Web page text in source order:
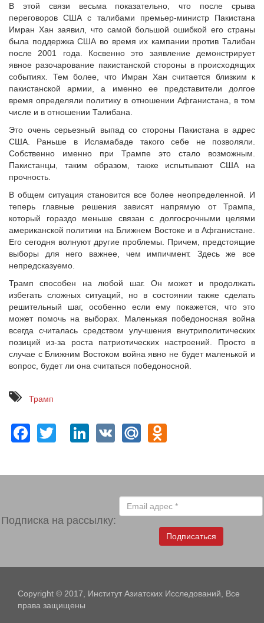
В этой связи весьма показательно, что после срыва
переговоров США с талибами премьер-министр Пакистана
Имран Хан заявил, что самой большой ошибкой его страны
была поддержка США во время их кампании против Талибан
после 2001 года. Косвенно это заявление демонстрирует
явное разочарование пакистанской стороны в происходящих
событиях. Тем более, что Имран Хан считается близким к
пакистанской армии, а именно ее представители долгое
время определяли политику в отношении Афганистана, в том
числе и в отношении Талибана.
Это очень серьезный выпад со стороны Пакистана в адрес
США. Раньше в Исламабаде такого себе не позволяли.
Собственно именно при Трампе это стало возможным.
Пакистанцы, таким образом, также испытывают США на
прочность.
В общем ситуация становится все более неопределенной. И
теперь главные решения зависят напрямую от Трампа,
который гораздо меньше связан с долгосрочными целями
американской политики на Ближнем Востоке и в Афганистане.
Его сегодня волнуют другие проблемы. Причем, предстоящие
выборы для него важнее, чем импичмент. Здесь же все
непредсказуемо.
Трамп способен на любой шаг. Он может и продолжать
избегать сложных ситуаций, но в состоянии также сделать
решительный шаг, особенно если ему покажется, что это
может помочь на выборах. Маленькая победоносная война
всегда считалась средством улучшения внутриполитических
позиций из-за роста патриотических настроений. Просто в
случае с Ближним Востоком война явно не будет маленькой и
вопрос, будет ли она считаться победоносной.
Трамп
Facebook
TwitterLinkedIn
VK Mail.Ru
Подписка на рассылку:
Подписаться
Copyright © 2017, Институт Азиатских Исследований, Все
права защищены